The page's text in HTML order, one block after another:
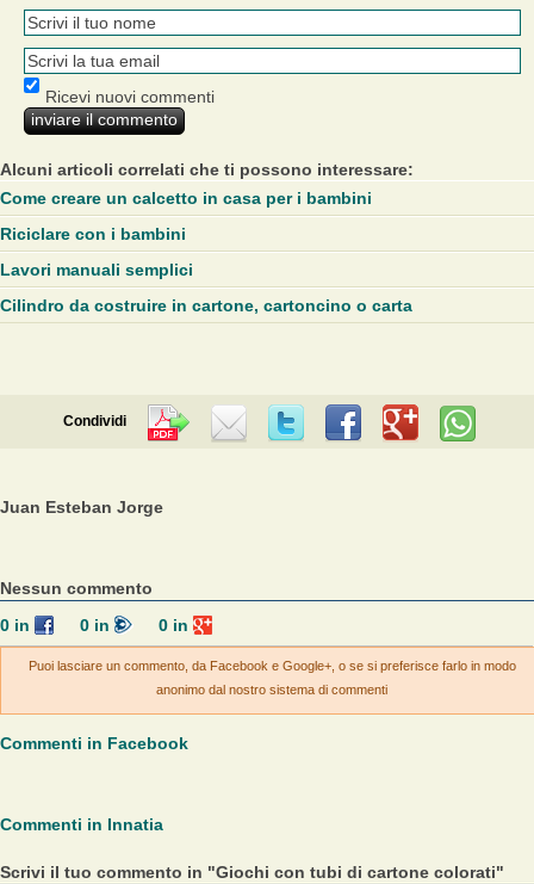
Ricevi nuovi commenti
Alcuni articoli correlati che ti possono interessare:
Come creare un calcetto in casa per i bambini
Riciclare con i bambini
Lavori manuali semplici
Cilindro da costruire in cartone, cartoncino o carta
Condividi
Juan Esteban Jorge
Nessun commento
0in 0in 0 in
Puoi lasciare un commento, da Facebook e Google+, o se si preferisce farlo in modo
anonimo dal nostro sistema di commenti
Commenti in Facebook
Commenti in Innatia
Scrivi il tuo commento in "Giochi con tubi di cartone colorati"